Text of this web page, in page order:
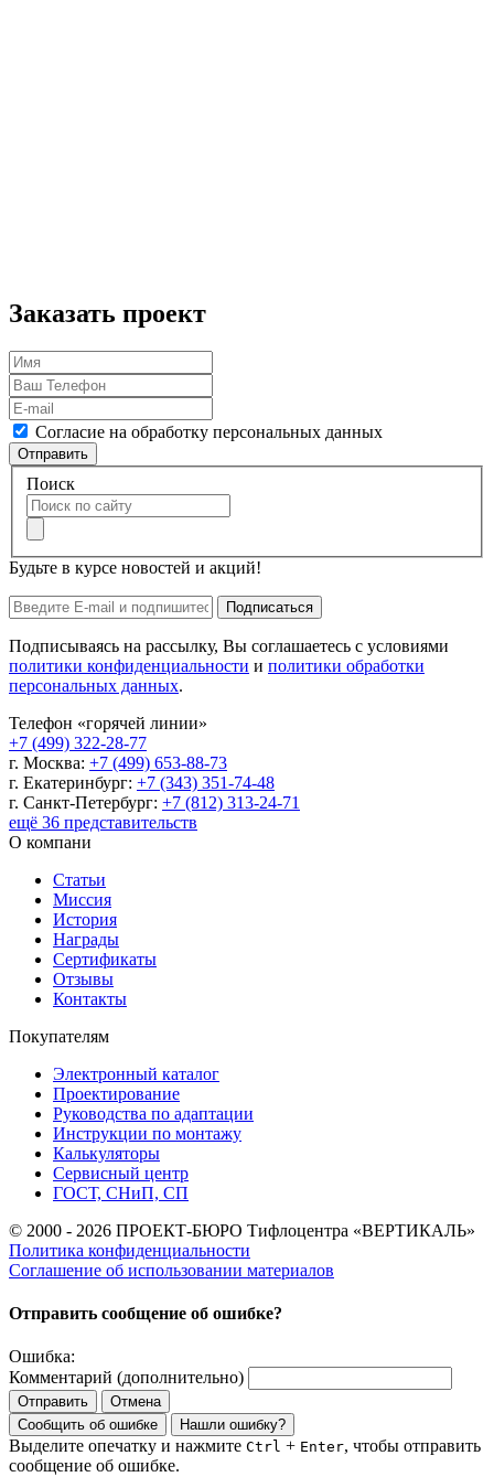
Заказать проект
Согласие на обработку персональных данных
Отправить
Поиск
Будьте в курсе новостей и акций!
Подписаться
Подписываясь на рассылку, Вы соглашаетесь с условиями
политики конфиденциальности и политики обработки
персональных данных.
Телефон «горячей линии»
+7 (499) 322-28-77
г. Москва: +7 (499) 653-88-73
г. Екатеринбург: +7 (343) 351-74-48
г. Санкт-Петербург: +7 (812) 313-24-71
ещё 36 представительств
О компани
Статьи
Миссия
История
Награды
Сертификаты
Отзывы
Контакты
Покупателям
Электронный каталог
Проектирование
Руководства по адаптации
Инструкции по монтажу
Калькуляторы
Сервисный центр
ГОСТ, СНиП, СП
© 2000 - 2026 ПРОЕКТ-БЮРО Тифлоцентра «ВЕРТИКАЛЬ»
Политика конфиденциальности
Соглашение об использовании материалов
Отправить сообщение об ошибке?
Ошибка:
Комментарий (дополнительно)
Отправить
Отмена
Сообщить об ошибке
Нашли ошибку?
Выделите опечатку и нажмите Ctrl + Enter, чтобы отправить
сообщение об ошибке.